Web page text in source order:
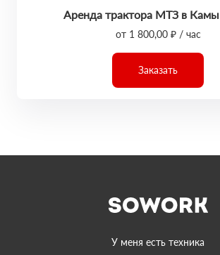
Аренда трактора МТЗ в
от 1 800,00 ₽ / час
Заказать
У меня есть техника